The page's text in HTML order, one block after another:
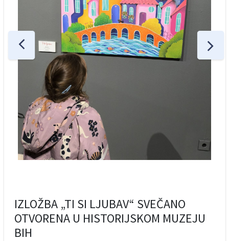
IZLOŽBA „TI SI LJUBAV“ SVEČANO
OTVORENA U HISTORIJSKOM MUZEJU
BIH